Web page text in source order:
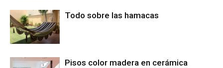
Todo sobre las hamacas
Pisos color madera en cerámica